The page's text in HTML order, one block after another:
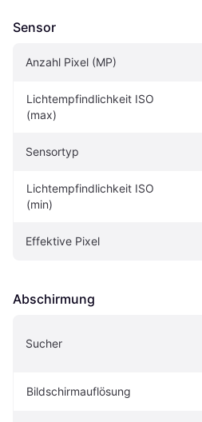
Sensor
Anzahl Pixel (MP)
Lichtempfindlichkeit ISO
(max)
Sensortyp
Lichtempfindlichkeit ISO
(min)
Effektive Pixel
Abschirmung
Sucher
Bildschirmauflösung